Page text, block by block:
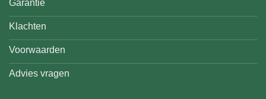
Garantie
Klachten
Voorwaarden
Advies vragen